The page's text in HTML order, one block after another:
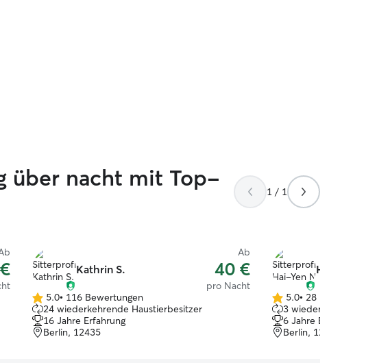
über nacht mit Top-
1 / 1
Kathrin S.
Ab
40 €
pro Nacht
5.0
von
5
Sternen
5.0• 116 Bewertungen
24 wiederkehrende Haustierbesitzer
16 Jahre Erfahrung
Berlin, 12435
Hai-Yen N.
5.0
von
5
Sternen
5.0• 28 Bewertungen
3 wiederkehrende
6 Jahre Erfahrung
Berlin, 12487